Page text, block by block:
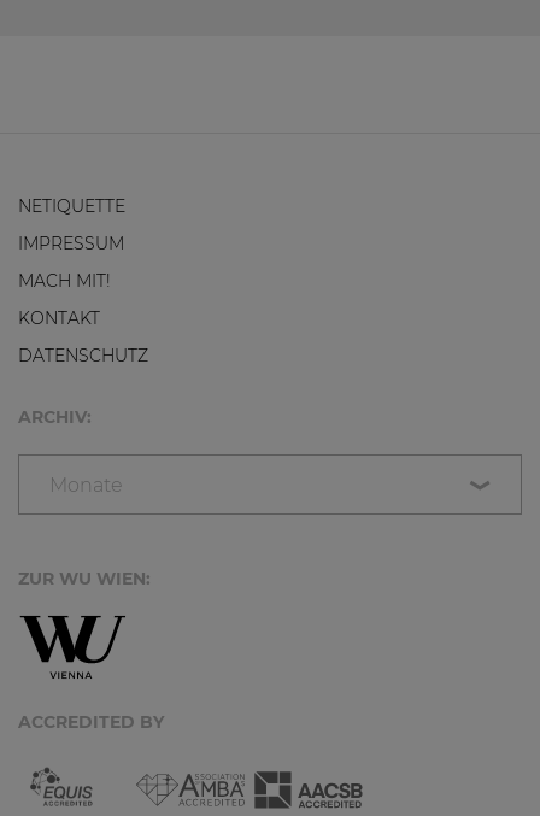
NETIQUETTE
IMPRESSUM
MACH MIT!
KONTAKT
DATENSCHUTZ
ARCHIV:
Monate
ZUR WU WIEN:
ACCREDITED BY